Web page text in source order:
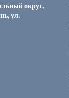
округ,
ул.